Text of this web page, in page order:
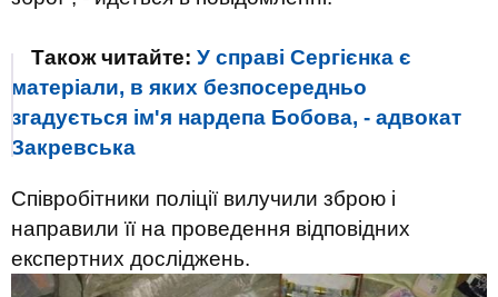
Також читайте: У справі Сергієнка є
матеріали, в яких безпосередньо
згадується ім'я нардепа Бобова, - адвокат
Закревська
Співробітники поліції вилучили зброю і
направили її на проведення відповідних
експертних досліджень.